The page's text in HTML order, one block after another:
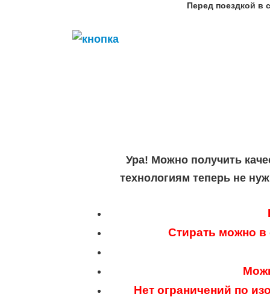
Перед поездкой в
Ура! Можно получить
технологиям теперь не
Стирать можно в
Нет ограничений по